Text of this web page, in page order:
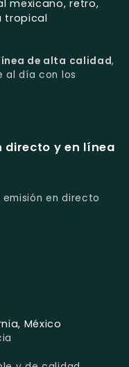
mexicano, retro,
tropical
de alta calidad,
al día con los
directo y en línea
en directo
México